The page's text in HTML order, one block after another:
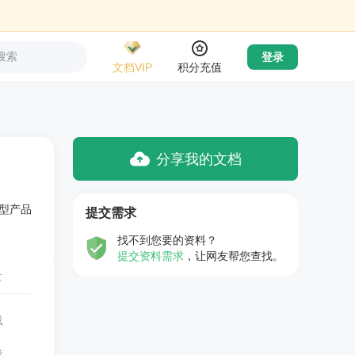
索
文档VIP
积分充值
登录
产品
分享我的文档
提交需求
找不到您要的资料？
提交资料需求 ，让网友帮您查找。